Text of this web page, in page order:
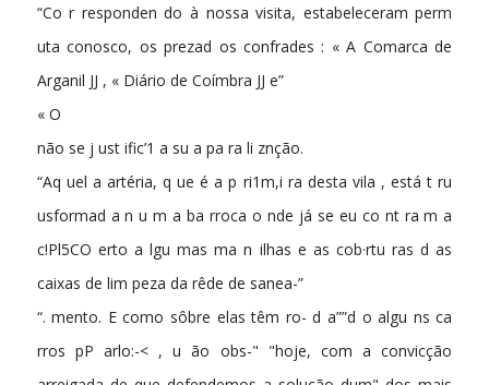
“Co r responden do à nossa visita, estabeleceram perm
uta conosco, os prezad os confrades : « A Comarca de
Arganil JJ , « Diário de Coímbra JJ e”
« O
não se j ust ific’1 a su a pa ra li znção.
“Aq uel a artéria, q ue é a p ri1m,i ra desta vila , está t ru
usformad a n u m a ba rroca o nde já se eu co nt ra m a
c!Pl5CO erto a lgu mas ma n ilhas e as cob·rtu ras d as
caixas de lim peza da rêde de sanea-”
“. mento. E como sôbre elas têm ro- d a””d o algu ns ca
rros pP arlo:-< , u ão obs-" "hoje, com a convicção